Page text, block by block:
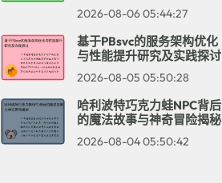
2026-08-06 05:44:27
基于PBsvc的服务架构优化
与性能提升研究及实践探讨
2026-08-05 05:50:28
哈利波特巧克力蛙NPC背后
的魔法故事与神奇冒险揭秘
2026-08-04 05:50:42